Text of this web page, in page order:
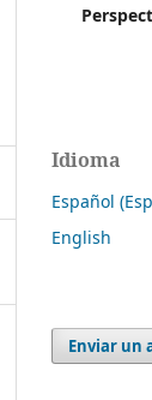
Idioma
Español
English
Enviar un